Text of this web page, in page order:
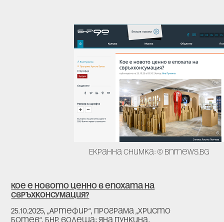
Екранна снимка: © bnrnews.bg
Кое е новото ценно в епохата на
свръхконсумация?
25.10.2025, „Артефир“, Програма „Христо
Ботев“, БНР, водеща: Яна Пункина,